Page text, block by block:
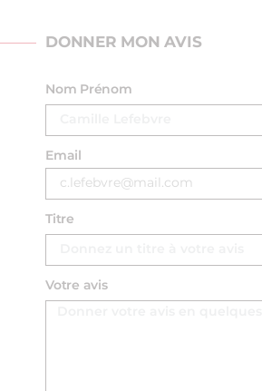
DONNER MON AVIS
Nom Prénom
Email
Titre
Votre avis